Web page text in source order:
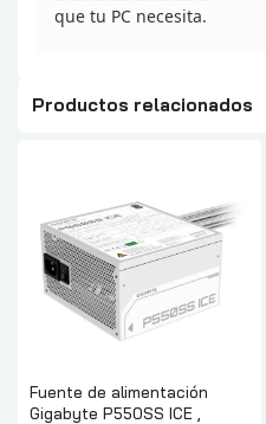
que tu PC necesita.
Productos relacionados
Fuente de alimentación
Gigabyte P550SS ICE ,